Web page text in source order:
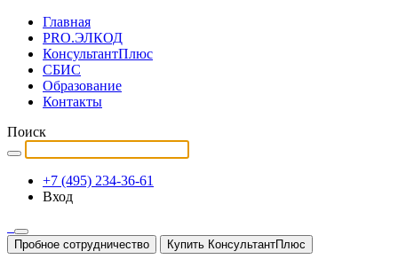
Главная
PRO.ЭЛКОД
КонсультантПлюс
СБИС
Образование
Контакты
Поиск
+7 (495) 234-36-61
Вход
Пробное сотрудничество Купить КонсультантПлюс